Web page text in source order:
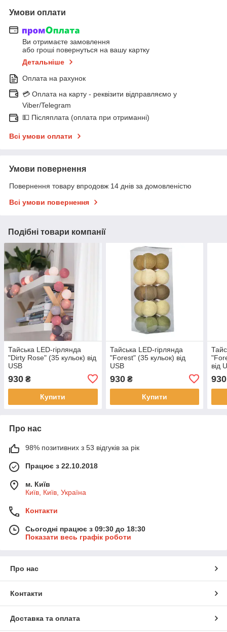
Умови оплати
Ви отримаєте замовлення
або гроші повернуться на вашу картку
Детальніше
Оплата на рахунок
💳 Оплата на карту - реквізити відправляємо у
Viber/Telegram
💵 Післяплата (оплата при отриманні)
Всі умови оплати
Умови повернення
Повернення товару впродовж 14 днів за домовленістю
Всі умови повернення
Подібні товари компанії
Тайська LED-гірлянда
"Dirty Rose" (35 кульок) від
USB
930 ₴
Купити
Тайська LED-гірлянда
"Forest" (35 кульок) від
USB
930₴
Купити
від
930
Про нас
98% позитивних з 53 відгуків за рік
Працює з 22.10.2018
м. Київ
Київ, Київ, Україна
Контакти
Сьогодні працює з 09:30 до 18:30
Показати весь графік роботи
Про нас
Контакти
Доставка та оплата